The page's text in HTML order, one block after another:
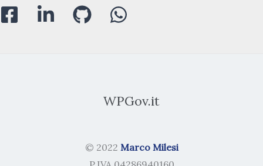
WPGov.it
© 2022 Marco Milesi